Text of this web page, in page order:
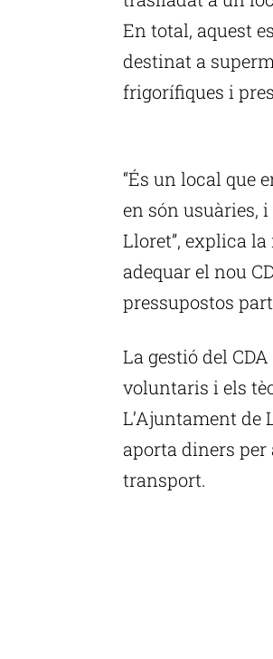
En total, aquest
destinat a
frigorífiques i
“És un local que
en són usuàries,
Lloret”, explica
adequar el nou
pressupostos
La gestió del
voluntaris i els
L’Ajuntament de
aporta diners per
transport.